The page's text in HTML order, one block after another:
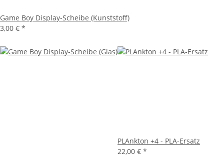
Game Boy Display-Scheibe (Kunststoff)
3,00 € *
PLAnkton +4 - PLA-Ersatz
22,00 € *